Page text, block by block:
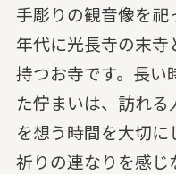
手彫りの観音像を
年代に光長寺の末寺
持つお寺です。長い
た佇まいは、訪れ
を想う時間を大切に
祈りの連なりを感